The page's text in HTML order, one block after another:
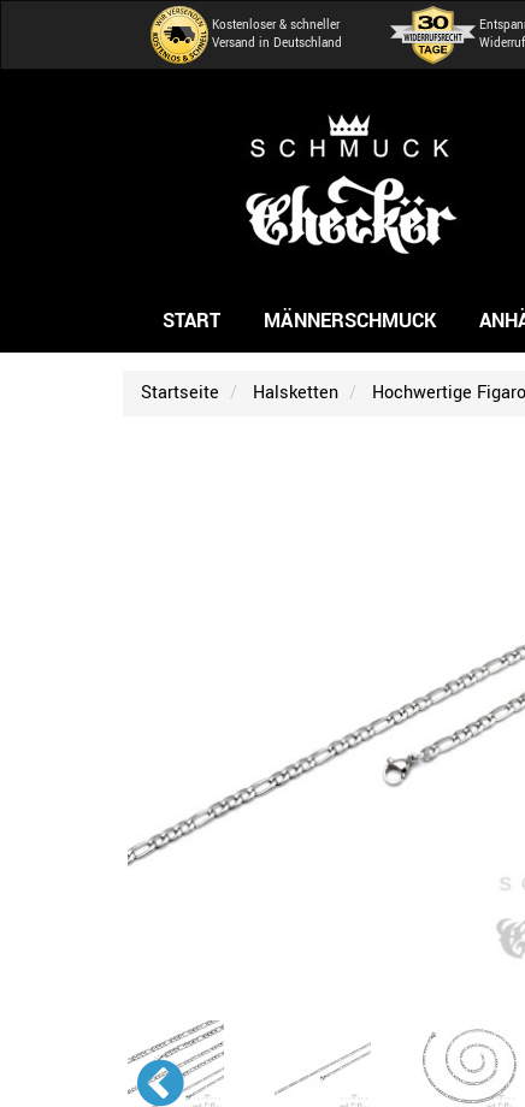
Kostenloser & schneller
Versand in Deutschland
START MÄNNERSCHMUCK
Startseite Halsketten Hochwertige